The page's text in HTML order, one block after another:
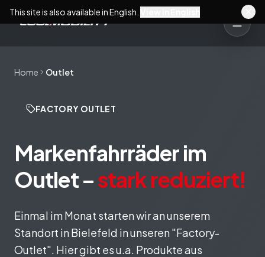
This site is also available in English.
Home Outlet
FACTORY OUTLET
Markenfahrräder im
Outlet –stark reduziert!
Einmal im Monat starten wir an unserem
Standort in Bielefeld in unseren "Factory-
Outlet". Hier gibt es u.a. Produkte aus